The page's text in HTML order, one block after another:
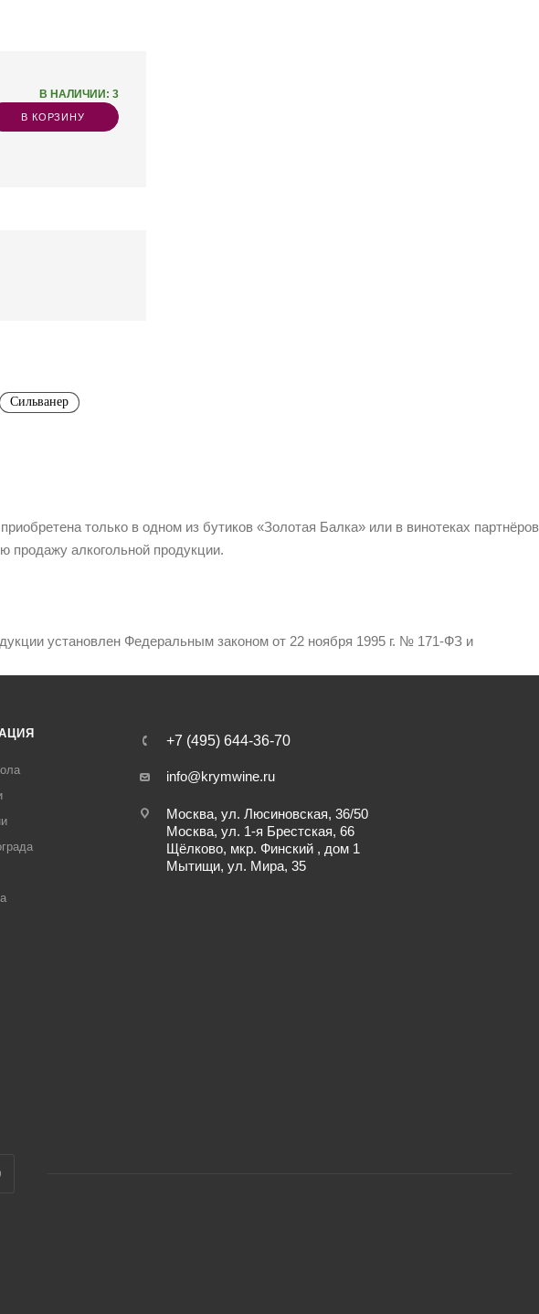
В НАЛИЧИИ: 3
В КОРЗИНУ
Сильванер
только в одном из бутиков «Золотая Балка» или в винотеках партнёров
продажу алкогольной продукции.
установлен Федеральным законом от 22 ноября 1995 г. № 171-ФЗ и
+7 (495) 644-36-70
info@krymwine.ru
Москва, ул. Люсиновская, 36/50
Москва, ул. 1-я Брестская, 66
Щёлково, мкр. Финский , дом 1
Мытищи, ул. Мира, 35